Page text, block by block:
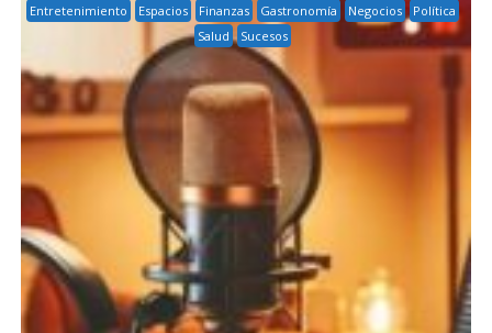
Entretenimiento Espacios Finanzas Gastronomía Negocios
Política
Salud
Sucesos